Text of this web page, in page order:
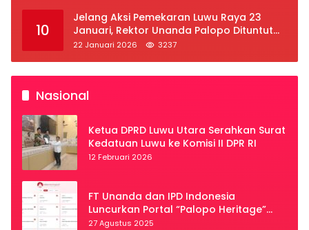
10
Jelang Aksi Pemekaran Luwu Raya 23
Januari, Rektor Unanda Palopo Dituntut
Liburkan Mahasiswa
22 Januari 2026 3237
Nasional
Ketua DPRD Luwu Utara Serahkan Surat
Kedatuan Luwu ke Komisi II DPR RI
12 Februari 2026
FT Unanda dan IPD Indonesia
Luncurkan Portal “Palopo Heritage”
Secara Virtual
27 Agustus 2025